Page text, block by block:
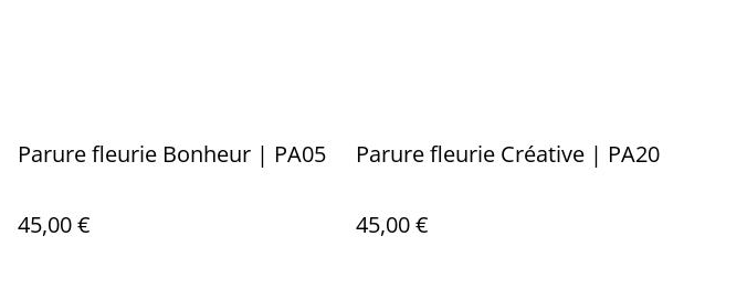
Parure fleurie Bonheur | PA05
45,00 €
Parure fleurie Créative | PA20
45,00 €